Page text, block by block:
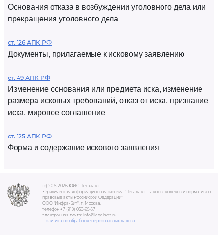
Основания отказа в возбуждении уголовного дела или
прекращения уголовного дела
ст. 126 АПК РФ
Документы, прилагаемые к исковому заявлению
ст. 49 АПК РФ
Изменение основания или предмета иска, изменение
размера исковых требований, отказ от иска, признание
иска, мировое соглашение
ст. 125 АПК РФ
Форма и содержание искового заявления
(c) 2015-2026 ЮИС Легалакт
Юридическая информационная система "Легалакт - законы, кодексы и нормативно-
правовые акты Российской Федерации"
ООО "Инфра-Бит", г. Москва.
телефон +7 (910) 050-65-67
электронная почта: info@legalacts.ru
Политика по обработке персональных данных